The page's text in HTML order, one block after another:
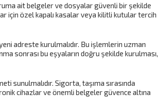
ait belgeler ve dosyalar güvenli bir şekilde
için özel kapalı kasalar veya kilitli kutular tercih
adreste kurulmalıdır. Bu işlemlerin uzman
sonrası bu eşyaların doğru şekilde kurulması,
sunulmalıdır. Sigorta, taşıma sırasında
cihazlar ve önemli belgeler güvence altına